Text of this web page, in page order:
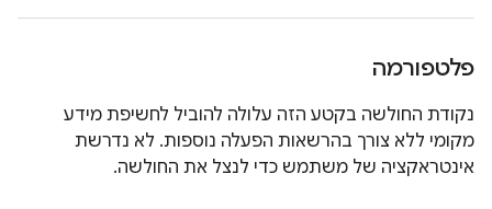
פלטפורמה
נקודת החולשה בקטע הזה עלולה להוביל לחשיפת מידע
מקומי ללא צורך בהרשאות הפעלה נוספות. לא נדרשת
אינטראקציה של משתמש כדי לנצל את החולשה.